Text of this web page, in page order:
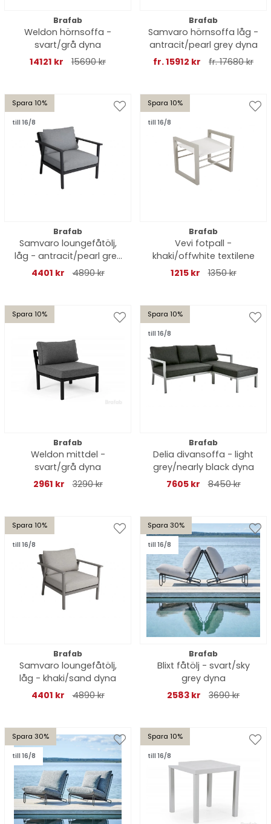
Brafab
Weldon hörnsoffa -
svart/grå dyna
14121 kr
15690 kr
Brafab
Samvaro hörnsoffa låg -
antracit/pearl grey dyna
fr. 15912 kr
fr. 17680 kr
Spara 10%
till 16/8
Brafab
Samvaro loungefåtölj,
låg - antracit/pearl grey
dyna
4401 kr 4890 kr
Spara 10%
till 16/8
Brafab
Vevi fotpall -
khaki/offwhite textilene
1215 kr
1350 kr
Spara 10%
Brafab
Weldon mittdel -
svart/grå dyna
2961 kr
3290 kr
Spara 10%
till 16/8
Brafab
Delia divansoffa - light
grey/nearly black dyna
7605 kr
8450 kr
Spara 10%
till 16/8
Brafab
Samvaro loungefåtölj,
låg - khaki/sand dyna
4401 kr
4890 kr
Spara 30%
till 16/8
Brafab
Blixt fåtölj - svart/sky
grey dyna
2583 kr
3690 kr
Spara 30%
till 16/8
Spara 10%
till 16/8